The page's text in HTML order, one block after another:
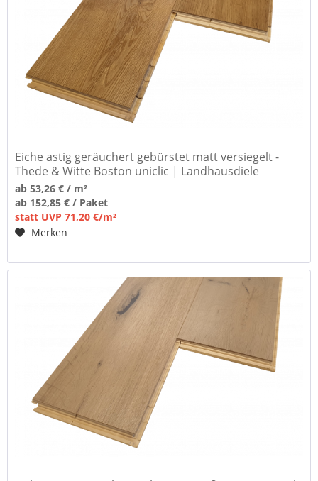
Eiche astig geräuchert gebürstet matt versiegelt -
Thede & Witte Boston uniclic | Landhausdiele
ab 53,26 € / m²
ab 152,85 € / Paket
statt UVP 71,20 €/m²
Merken